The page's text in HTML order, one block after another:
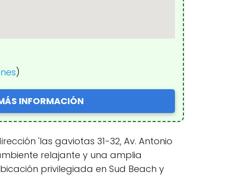
)
INFORMACIÓN
'las gaviotas 31-32, Av. Antonio
relajante y una amplia
privilegiada en Sud Beach y